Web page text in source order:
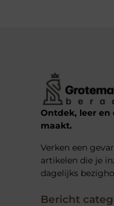
Ontdek, leer en
maakt.
Verken een
artikelen die je
dagelijks
Bericht